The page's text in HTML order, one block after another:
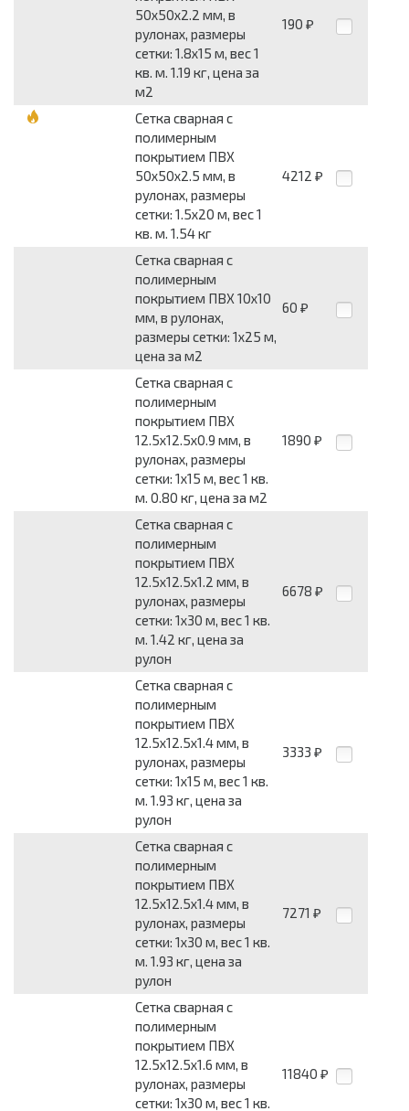
50x50x2.2 мм, в
рулонах, размеры
сетки: 1.8x15 м, вес 1
кв. м. 1.19 кг, цена за
м2
190 ₽
Сетка сварная с
полимерным
покрытием ПВХ
50x50x2.5 мм, в
рулонах, размеры
сетки: 1.5x20 м, вес 1
кв. м. 1.54 кг
4212 ₽
Сетка сварная с
полимерным
покрытием ПВХ 10x10
мм, в рулонах,
размеры сетки: 1x25 м,
цена за м2
60 ₽
Сетка сварная с
полимерным
покрытием ПВХ
12.5x12.5x0.9 мм, в
рулонах, размеры
сетки: 1x15 м, вес 1 кв.
м. 0.80 кг, цена за м2
1890 ₽
Сетка сварная с
полимерным
покрытием ПВХ
12.5x12.5x1.2 мм, в
рулонах, размеры
сетки: 1x30 м, вес 1 кв.
м. 1.42 кг, цена за
рулон
6678 ₽
Сетка сварная с
полимерным
покрытием ПВХ
12.5x12.5x1.4 мм, в
рулонах, размеры
сетки: 1x15 м, вес 1 кв.
м. 1.93 кг, цена за
рулон
3333 ₽
Сетка сварная с
полимерным
покрытием ПВХ
12.5x12.5x1.4 мм, в
рулонах, размеры
сетки: 1x30 м, вес 1 кв.
м. 1.93 кг, цена за
рулон
7271 ₽
Сетка сварная с
полимерным
покрытием ПВХ
12.5x12.5x1.6 мм, в
рулонах, размеры
сетки: 1x30 м, вес 1 кв.
11840 ₽